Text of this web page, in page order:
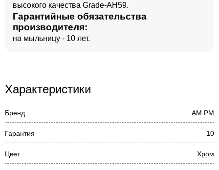
высокого качества Grade-AH59.
Гарантийные обязательства
производителя:
на мыльницу - 10 лет.
Характеристики
Бренд AM.PM
Гарантия 10
Цвет Хром